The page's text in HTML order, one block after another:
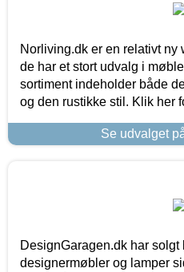
Norliving.dk er en relativt ny
de har et stort udvalg i
sortiment indeholder både
og den rustikke stil. Klik her
Se udvalget
DesignGaragen.dk har
designermøbler og lamper